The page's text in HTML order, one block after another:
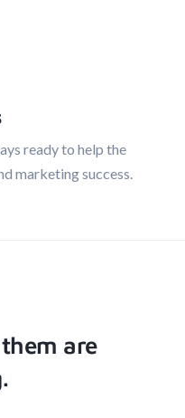
ready to help the
marketing success.
them are